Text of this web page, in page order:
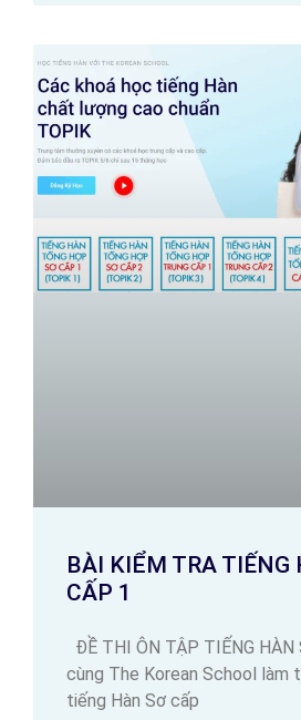
BÀI KIỂM TRA TIẾNG
CẤP 1
ĐỀ THI ÔN TẬP TIẾNG HÀN
cùng The Korean School làm
tiếng Hàn Sơ cấp